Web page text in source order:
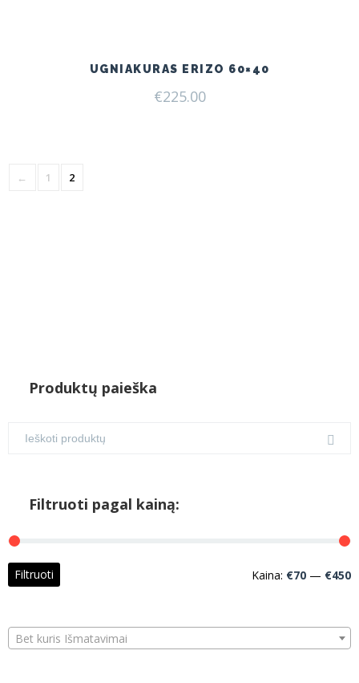
UGNIAKURAS ERIZO 60×40
€225.00
← 1 2
Produktų paieška
Filtruoti pagal kainą:
Filtruoti Kaina: €70 — €450
Bet kuris Išmatavimai